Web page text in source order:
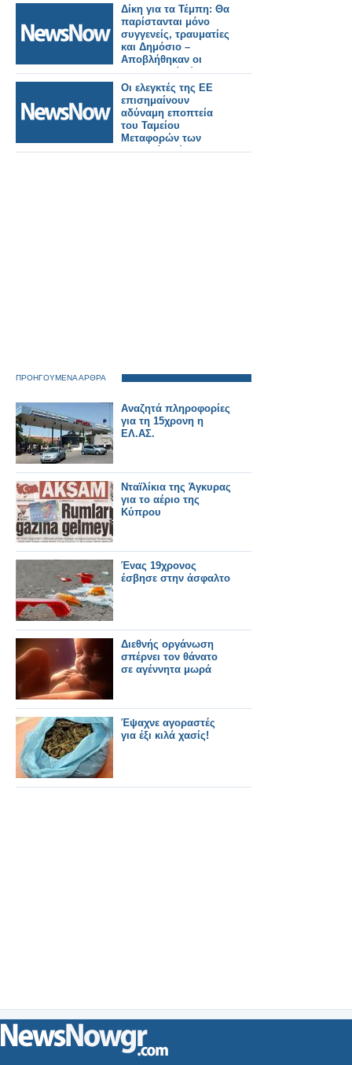
Δίκη για τα Τέμπη: Θα
παρίστανται μόνο
συγγενείς, τραυματίες
και Δημόσιο –
Αποβλήθηκαν οι
Δικηγορικοί Σύλλογοι
και το σωματείο των
μηχανοδηγών.
Οι ελεγκτές της ΕΕ
επισημαίνουν
αδύναμη εποπτεία
του Ταμείου
Μεταφορών των
Βαλκανίων ύψους 527
ΠΡΟΗΓΟΥΜΕΝΑ ΑΡΘΡΑ
Αναζητά πληροφορίες
για τη 15χρονη η
ΕΛ.ΑΣ.
Nταϊλίκια της Άγκυρας
για το αέριο της
Κύπρου
Ένας 19χρονος
έσβησε στην άσφαλτο
Διεθνής οργάνωση
σπέρνει τον θάνατο
σε αγέννητα μωρά
Έψαχνε αγοραστές
για έξι κιλά χασίς!